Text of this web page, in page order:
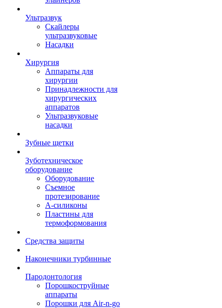
Ультразвук
Скайлеры
ультразвуковые
Насадки
Хирургия
Аппараты для
хирургии
Принадлежности для
хирургических
аппаратов
Ультразвуковые
насадки
Зубные щетки
Зуботехническое
оборудование
Оборудование
Съемное
протезирование
А-силиконы
Пластины для
термоформования
Средства защиты
Наконечники турбинные
Пародонтология
Порошкоструйные
аппараты
Порошки для Air-n-go